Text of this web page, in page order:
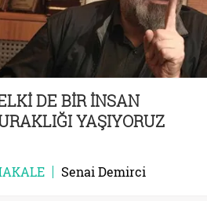
DE BİR İNSAN
YAŞIYORUZ
Senai Demirci